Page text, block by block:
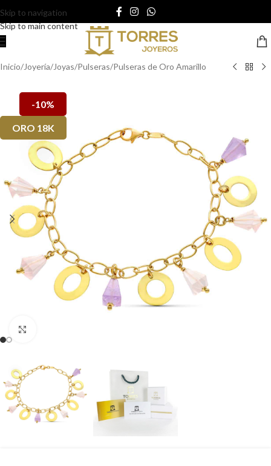
Skip to navigation
Skip to main content
Inicio/Joyería/Joyas/Pulseras/Pulseras de Oro Amarillo
-10%
ORO 18K